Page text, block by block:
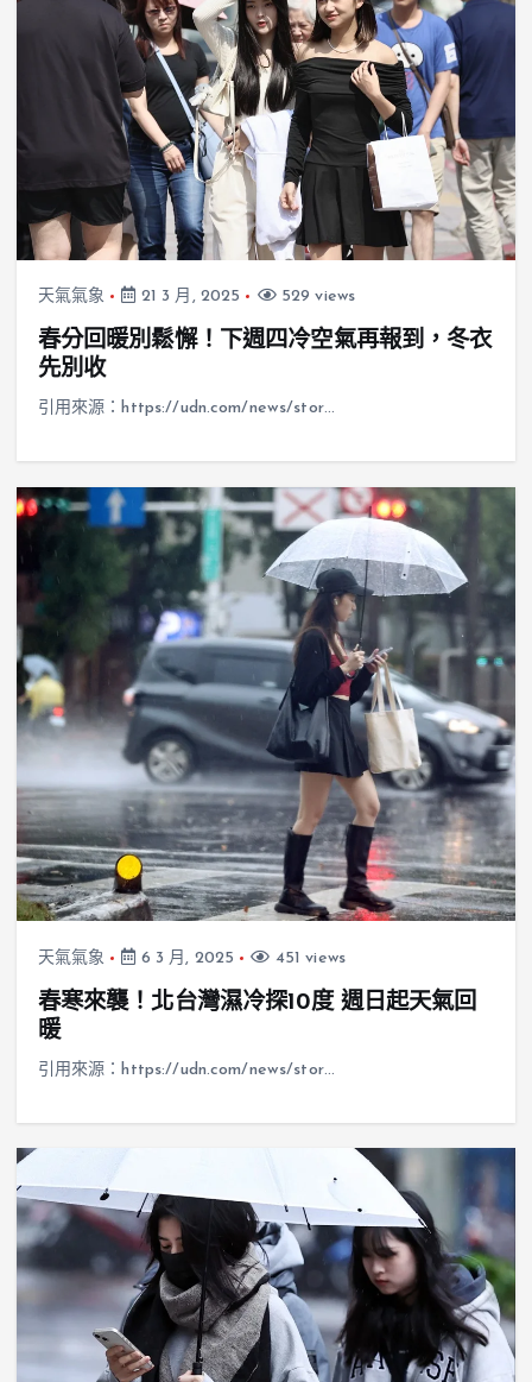
天氣氣象 21 3 月, 2025 529 views
春分回暖別鬆懈！下週四冷空氣再報到，冬衣
先別收
引用來源：https://udn.com/news/stor…
天氣氣象 6 3 月, 2025 451 views
春寒來襲！北台灣濕冷探10度 週日起天氣回
暖
引用來源：https://udn.com/news/stor…